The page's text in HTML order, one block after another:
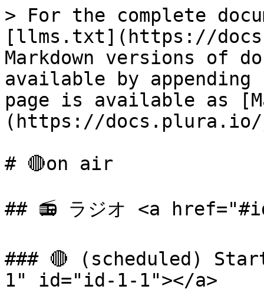
> For the complete
[llms.txt](https://
Markdown versions of
available by
page is available as
(https://
# 🔴on air
## 📻 ラジオ <a
### 🔴 (scheduled)
1" id="id-1-1"></a>